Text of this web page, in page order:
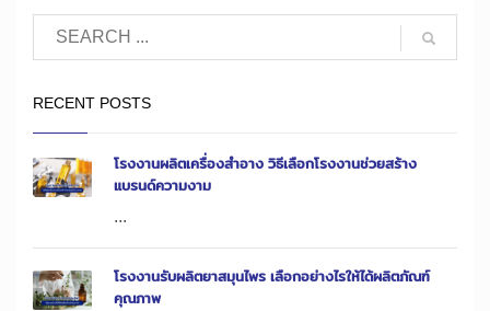
RECENT POSTS
โรงงานผลิตเครื่องสำอาง วิธีเลือกโรงงานช่วยสร้าง
แบรนด์ความงาม
...
โรงงานรับผลิตยาสมุนไพร เลือกอย่างไรให้ได้ผลิตภัณฑ์
คุณภาพ